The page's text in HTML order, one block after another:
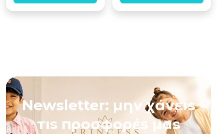
Newsletter: μην χάνεις
τις προσφορές μας